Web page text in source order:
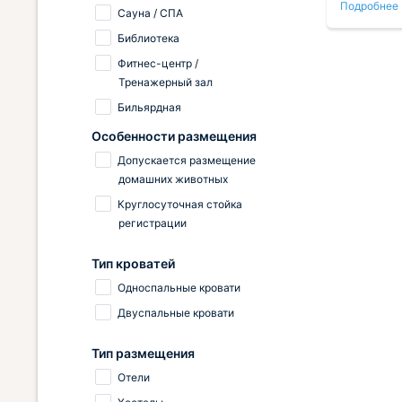
кафе, готовят вкусно. Удобное
расположение гостиницы, но наши
окна выходили на оживлённый
перекрёсток. Не скажу, что это
доставляло сильные неудобства,
но для тех, кто любит тишину,
конечно лучше брать номера с
окнами во двор.
Подробнее
найти
можно.
Подробнее
Сауна / СПА
Библиотека
Фитнес-центр /
Тренажерный зал
Бильярдная
Особенности размещения
Допускается размещение
домашних животных
Круглосуточная стойка
регистрации
Тип кроватей
Односпальные кровати
Двуспальные кровати
Тип размещения
Отели